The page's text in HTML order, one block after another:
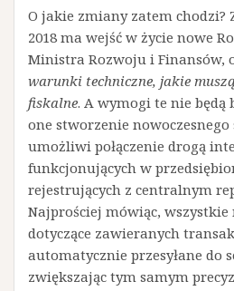
O jakie zmiany zatem chodzi?
2018 ma wejść w życie nowe
Ministra Rozwoju i Finansów,
warunki techniczne, jakie
fiskalne. A wymogi te nie będą
one stworzenie
umożliwi połączenie drogą
funkcjonujących w
rejestrujących z centralnym
Najprościej mówiąc, wszystkie
dotyczące zawieranych
automatycznie przesyłane do
zwiększając tym samym